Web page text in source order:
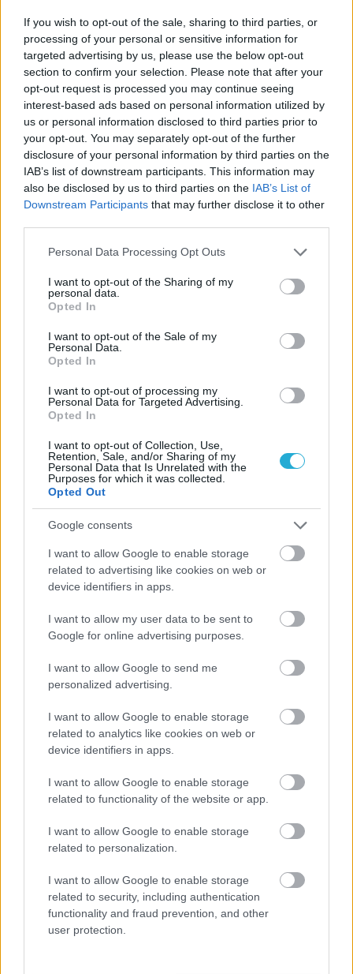
If you wish to opt-out of the sale, sharing to third parties, or
processing of your personal or sensitive information for
targeted advertising by us, please use the below opt-out
section to confirm your selection. Please note that after your
opt-out request is processed you may continue seeing
interest-based ads based on personal information utilized by
us or personal information disclosed to third parties prior to
your opt-out. You may separately opt-out of the further
disclosure of your personal information by third parties on the
IAB’s list of downstream participants. This information may
also be disclosed by us to third parties on the IAB’s List of
Downstream Participants that may further disclose it to other
Please note that this website/app uses one or more Google
not limited to your visit or usage behaviour. You may click to
grant or deny consent to Google and its third-party tags to
use your data for below specified purposes in below Google
consent section.
Personal Data Processing Opt Outs
I want to opt-out of the Sharing of my
personal data.
Opted In
I want to opt-out of the Sale of my
Personal Data.
Opted In
I want to opt-out of processing my
Personal Data for Targeted Advertising.
Opted In
I want to opt-out of Collection, Use,
Retention, Sale, and/or Sharing of my
Personal Data that Is Unrelated with the
Purposes for which it was collected.
Opted Out
Google consents
I want to allow Google to enable storage
related to advertising like cookies on web or
device identifiers in apps.
I want to allow my user data to be sent to
Google for online advertising purposes.
I want to allow Google to send me
personalized advertising.
I want to allow Google to enable storage
related to analytics like cookies on web or
device identifiers in apps.
I want to allow Google to enable storage
related to functionality of the website or app.
I want to allow Google to enable storage
related to personalization.
I want to allow Google to enable storage
related to security, including authentication
functionality and fraud prevention, and other
user protection.
οι σημαντικότερες νίκες του
Α.Ο. Θήρας
Aκολουθήστε μας
παντού…